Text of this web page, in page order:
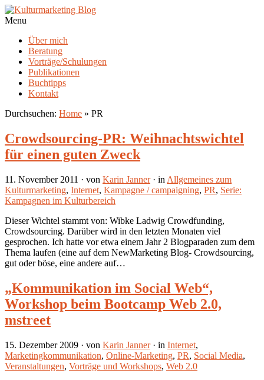
Menu
Über mich
Beratung
Vorträge/Schulungen
Publikationen
Buchtipps
Kontakt
Durchsuchen: Home » PR
Crowdsourcing-PR: Weihnachtswichtel
für einen guten Zweck
11. November 2011 · von Karin Janner· in Allgemeines zum
Kulturmarketing, Internet, Kampagne / campaigning, PR, Serie:
Kampagnen im Kulturbereich
Dieser Wichtel stammt von: Wibke Ladwig Crowdfunding,
Crowdsourcing. Darüber wird in den letzten Monaten viel
gesprochen. Ich hatte vor etwa einem Jahr 2 Blogparaden zum dem
Thema laufen (eine auf dem NewMarketing Blog- Crowdsourcing,
gut oder böse, eine andere auf…
„Kommunikation im Social Web“,
Workshop beim Bootcamp Web 2.0,
mstreet
15. Dezember 2009 · von Karin Janner· in Internet,
Marketingkommunikation, Online-Marketing, PR, Social Media,
Veranstaltungen, Vorträge und Workshops, Web 2.0